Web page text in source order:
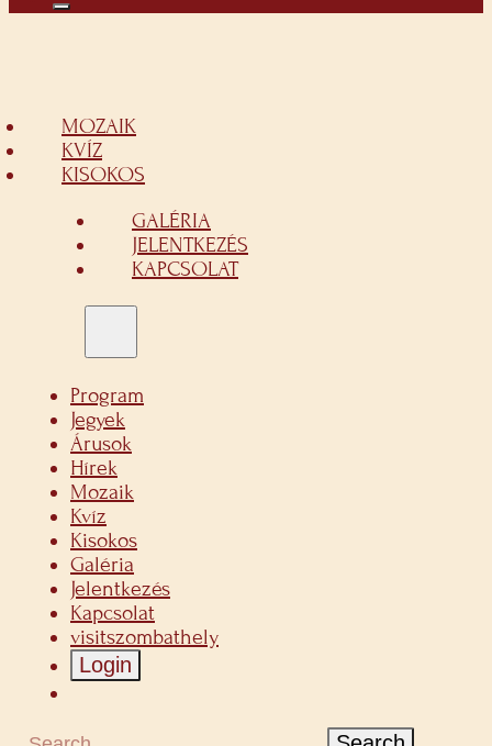
MOZAIK
KVÍZ
KISOKOS
GALÉRIA
JELENTKEZÉS
KAPCSOLAT
Program
Jegyek
Árusok
Hírek
Mozaik
Kvíz
Kisokos
Galéria
Jelentkezés
Kapcsolat
visitszombathely
Login